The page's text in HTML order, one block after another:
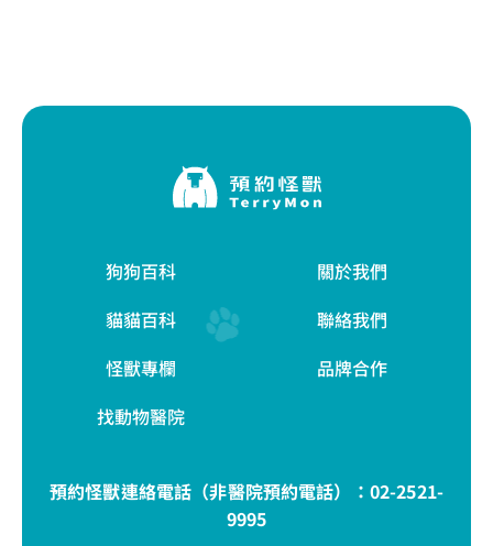
狗狗百科
貓貓百科
怪獸專欄
找動物醫院
關於我們
聯絡我們
品牌合作
預約怪獸連絡電話（非醫院預約電話）： 02-2521-
9995